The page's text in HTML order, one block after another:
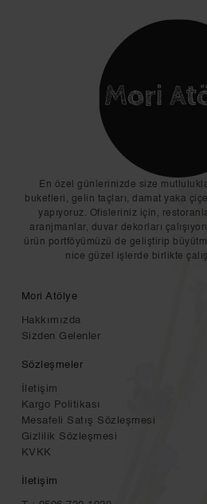
En özel günlerinizde size
buketleri, gelin taçları, damat yaka
yapıyoruz. Ofisleriniz için,
aranjmanlar, duvar dekorları
ürün portföyümüzü de geliştirip
nice güzel işlerde birlikte
Mori Atölye
Hakkımızda
Sizden Gelenler
Sözleşmeler
İletişim
Kargo Politikası
Mesafeli Satış Sözleşmesi
Gizlilik Sözleşmesi
KVKK
İletişim